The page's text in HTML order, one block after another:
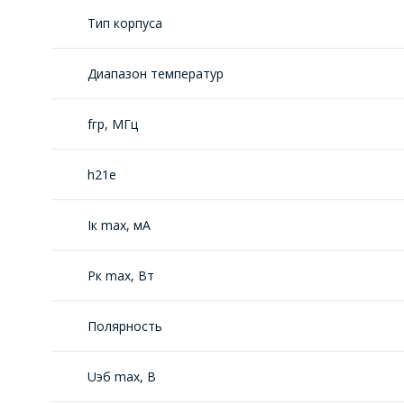
Тип корпуса
Диапазон температур
fгр, МГц
h21е
Iк max, мА
Рк max, Вт
Полярность
Uэб max, В